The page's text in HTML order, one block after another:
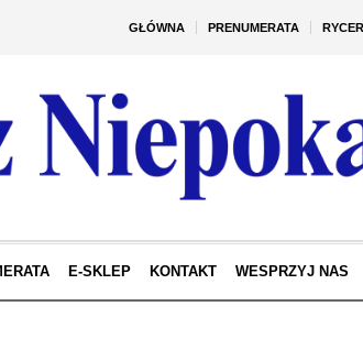
GŁÓWNA PRENUMERATA
E-SKLEP KONTAKT WESPRZYJ NAS